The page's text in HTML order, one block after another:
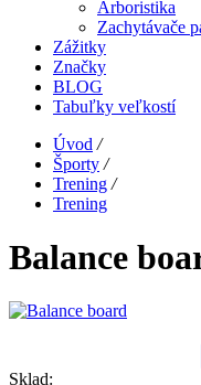
Arboristika
Zachytávače
Zážitky
Značky
BLOG
Tabuľky veľkostí
Úvod /
Športy /
Trening /
Trening
Balance
Sklad: